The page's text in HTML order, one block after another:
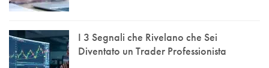
I 3 Segnali che Rivelano che Sei
Diventato un Trader Professionista